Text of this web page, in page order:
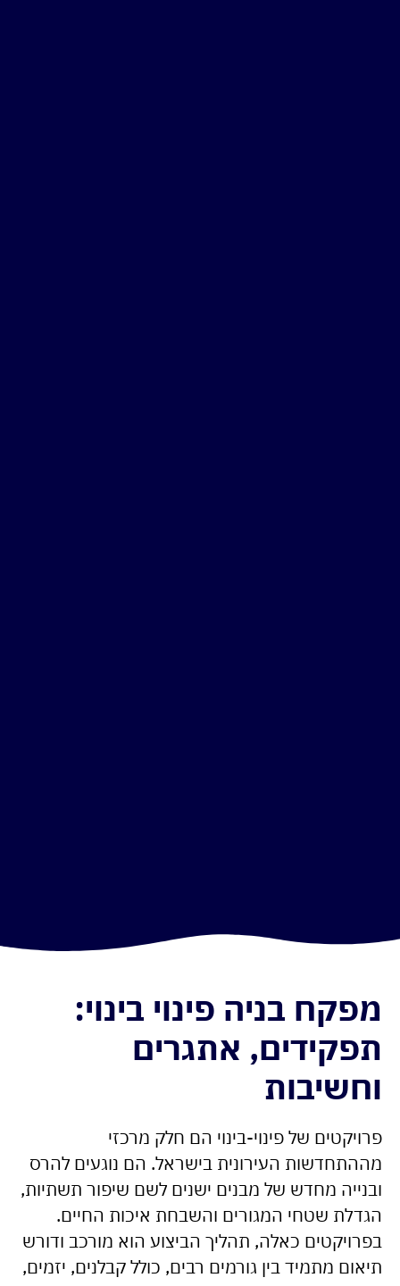
מפקח בניה פינוי בינוי:
תפקידים, אתגרים
וחשיבות
פרויקטים של פינוי-בינוי הם חלק מרכזי
מההתחדשות העירונית בישראל. הם נוגעים להרס
ובנייה מחדש של מבנים ישנים לשם שיפור תשתיות,
הגדלת שטחי המגורים והשבחת איכות החיים.
בפרויקטים כאלה, תהליך הביצוע הוא מורכב ודורש
תיאום מתמיד בין גורמים רבים, כולל קבלנים, יזמים,